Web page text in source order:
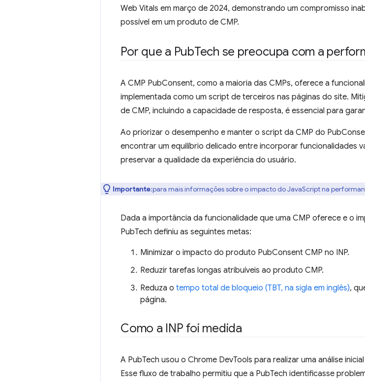
Web Vitals em março de 2024, demonstrando um compromisso
possível em um produto de CMP.
Por que a PubTech se preocupa com a
A CMP PubConsent, como a maioria das CMPs, oferece a
implementada como um script de terceiros nas páginas do site.
de CMP, incluindo a capacidade de resposta, é essencial para
Ao priorizar o desempenho e manter o script da CMP do
encontrar um equilíbrio delicado entre incorporar funcionalidades
preservar a qualidade da experiência do usuário.
Importante:para mais informações sobre o impacto do JavaScript na
Dada a importância da funcionalidade que uma CMP oferece e o
PubTech definiu as seguintes metas:
Minimizar o impacto do produto PubConsent CMP no INP.
Reduzir tarefas longas atribuíveis ao produto CMP.
Reduza o tempo total de bloqueio (TBT, na sigla em inglês),
página.
Como a INP foi medida
A PubTech usou o Chrome DevTools para realizar uma análise
Esse fluxo de trabalho permitiu que a PubTech identificasse